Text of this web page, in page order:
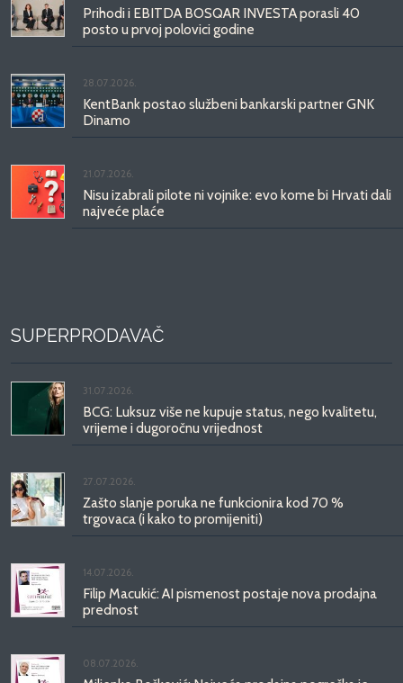
Prihodi i EBITDA BOSQAR INVESTA porasli 40
posto u prvoj polovici godine
28.07.2026.
KentBank postao službeni bankarski partner GNK
Dinamo
21.07.2026.
Nisu izabrali pilote ni vojnike: evo kome bi Hrvati dali
najveće plaće
SUPERPRODAVAČ
31.07.2026.
BCG: Luksuz više ne kupuje status, nego kvalitetu,
vrijeme i dugoročnu vrijednost
27.07.2026.
Zašto slanje poruka ne funkcionira kod 70 %
trgovaca (i kako to promijeniti)
14.07.2026.
Filip Macukić: AI pismenost postaje nova prodajna
prednost
08.07.2026.